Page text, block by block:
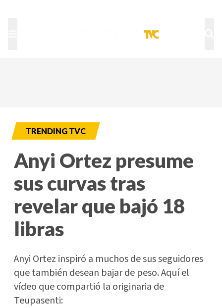
TRENDING TVC
Anyi Ortez presume
sus curvas tras
revelar que bajó 18
libras
Anyi Ortez inspiró a muchos de sus seguidores
que también desean bajar de peso. Aquí el
vídeo que compartió la originaria de
Teupasenti: